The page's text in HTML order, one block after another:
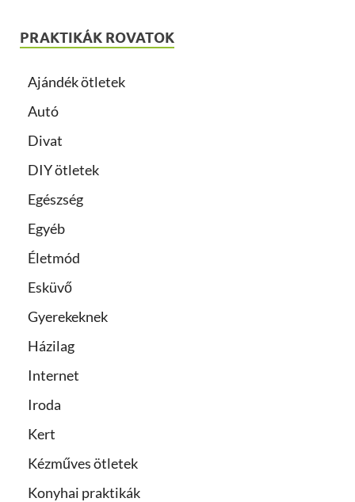
PRAKTIKÁK ROVATOK
Ajándék ötletek
Autó
Divat
DIY ötletek
Egészség
Egyéb
Életmód
Esküvő
Gyerekeknek
Házilag
Internet
Iroda
Kert
Kézműves ötletek
Konyhai praktikák